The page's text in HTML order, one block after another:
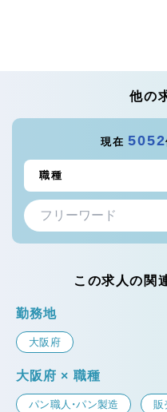
他の
現在5052
この求人の関
勤務地
大阪府
大阪府 × 職種
パン職人・パン製造 販